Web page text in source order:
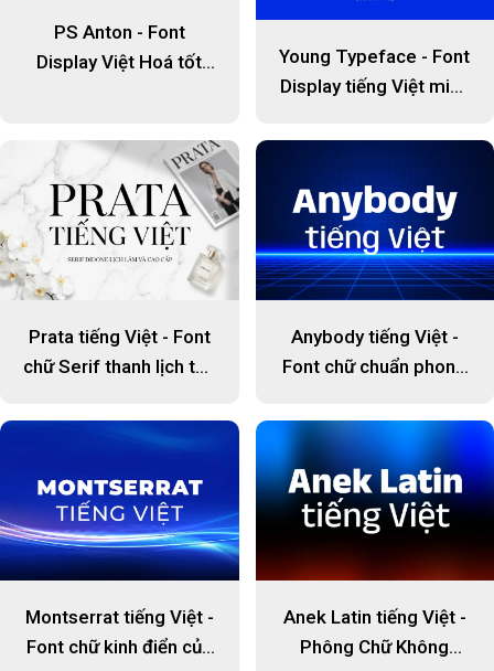
PS Anton - Font
Display Việt Hoá tốt
Young Typeface - Font
Display tiếng Việt miễn
Prata tiếng Việt - Font
chữ Serif thanh lịch tôn
Anybody tiếng Việt -
Font chữ chuẩn phong
Montserrat tiếng Việt -
Font chữ kinh điển của
Anek Latin tiếng Việt -
Phông Chữ Không